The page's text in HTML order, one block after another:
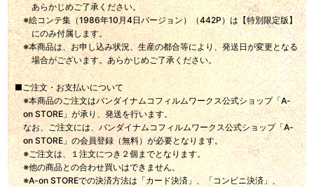
あらかじめご了承ください。
※絵コンテ集（1986年10月4日バージョン）（442P）は【特別限定版】
にのみ付属します。
※本商品は、お申し込み状況、生産の都合等により、発送日が変更となる
場合がございます。あらかじめご了承ください。
■ご注文・お支払いについて
※本商品のご注文はバンダイナムコフィルムワークス公式ショップ「A-
on STORE」が承り、発送を行います。
なお、ご注文には、バンダイナムコフィルムワークス公式ショップ「A-
on STORE」の会員登録（無料）が必要となります。
※ご注文は、１注文につき２個までとなります。
※他の商品との合わせ買いはできません。
※A-on STOREでの決済方法は「カード決済」、「コンビニ決済」、